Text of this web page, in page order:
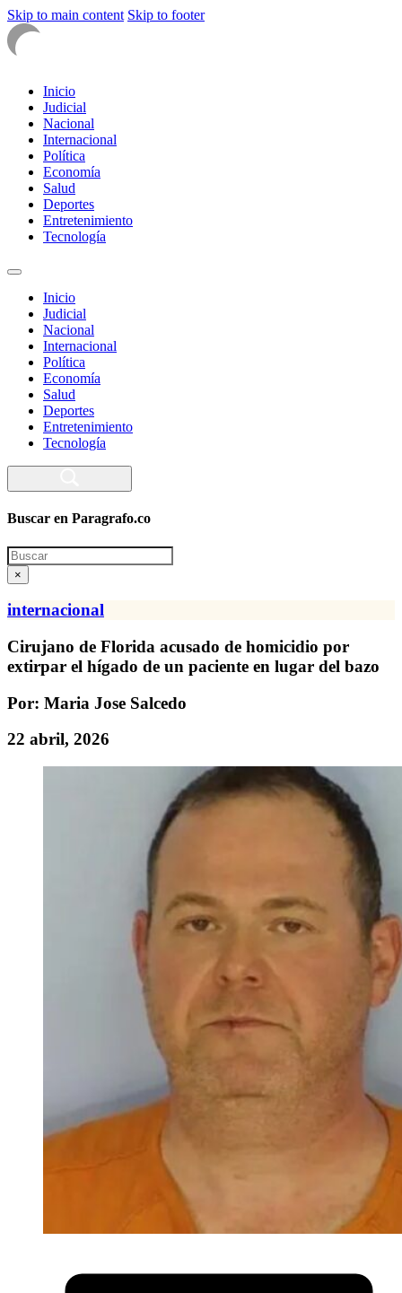
Skip to main content Skip to footer
Inicio
Judicial
Nacional
Internacional
Política
Economía
Salud
Deportes
Entretenimiento
Tecnología
Inicio
Judicial
Nacional
Internacional
Política
Economía
Salud
Deportes
Entretenimiento
Tecnología
Buscar en Paragrafo.co
Search
×
internacional
Cirujano de Florida acusado de homicidio por
extirpar el hígado de un paciente en lugar del bazo
Por: Maria Jose Salcedo
22 abril, 2026